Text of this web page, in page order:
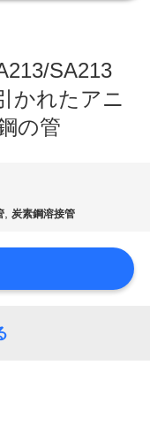
SA213
かれたアニ
の管
,炭素鋼溶接管